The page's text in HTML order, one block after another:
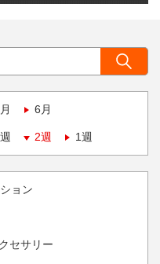
6月
2週 1週
ョン
セサリー